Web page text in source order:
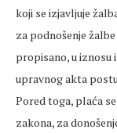
koji se izjavljuje
za podnošenje
propisano, u iznosu
upravnog akta
Pored toga, plaća
zakona, za